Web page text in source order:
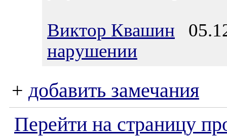
Виктор Квашин
нарушении
+ добавить замечания
Перейти на страницу